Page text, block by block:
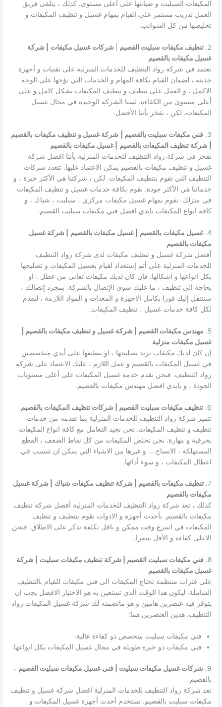
المكيفات السبليت و صيانتها على أعلى مستوى. كذلك ، يتلقى فريق
العمل تدريب مستمر على القيام بمهام غسيل و تنظيف المكيفات و
تخليصها من كل الشوائب.
2. تنظيف مكيفات سبليت القصيم شركات غسيل مكيفات
| شركة
غسيل مكيفات بالقصيم
نعتمد في شركة رواد التنظيف للخدمات المنزلية على تقنيات و أجهزة
حديثة ، لضمان القيام بكافة المهام و الخدمات التي نؤجها على الوجه
الاكمل ، و العمل على تنظيف و تنظيف المكيفات بشكل كامل و على
أعلى مستوى من الكفاءة. لسنا الشركة الوحيدة في مجال غسيل
المكيفات. لكن ، نفخر بأننا الأفضل.
3. فني مكيفات سبليت بالقصيم |
شركة غسيل و تنظيف مكيفات بالقصيم
| شركة تنظيف المكيفات بالقصيم
| غسيل مكيفات بالقصيم
نفخر في شركة رواد التنظيف للخدمات المنزلية بأننا افضل شركة
غسيل و تنظيف مكيفات بالقصيم يمكن الاعتماد عليها. تتعدد شركات
التنظيف التي تقوم بتنظيف المكيفات. لكن ، شركتنا هي الأكثر خبرة ، و
خدماتنا هي الأكثر جودة. نقوم بكافة خدمات غسيل و تنظيف المكيفات
في منزلك. نقوم بمهام غسيل مكيفات مركزي ، سبليت ، شباك ، و
كافة انواع المكيفات بايدي افضل فني مكيفات سبليت القصيم.
4. غسيل مكيفات بالقصيم | غسيل مكيفات بالقصيم
| شركة غسيل
مكيفات بالقصيم
أفضل شركة غسيل و تنظيف مكيفات لدى شركة رواد التنظيف
للخدمات المنزلية على أتم إستعداد لقيام بغسيل المكيفات و تصليحها
بكل انواعها و اشكالها. فان كان لديك مكيفات تعاني من عطل ، او
بحاجة الى تنظيف ، ما عليك سوى الإتصال بالشركة. بمجرد إتصالك ،
سننتقل إليك فورا بكامل الاجهزة و المعدات و المواد اللازمة ، لنقدم
لكل كافة خدمات غسيل ، تنظيف المكيفات.
5.
مهندس مكيفات القصيم | شركة غسيل و تنظيف مكيفات بالقصيم |
غسيل مكيفات منزلية
إن كان لديك مكيفات تريد تصليحها ، او تنظيفها على أيدي متخصصين
في غسيل المكيفات بالقصيم و عمل اللازم ، عليك الاعتماد على شركة
رواد التنظيف. فنحن نقدم خدمة غسيل المكيفات على أعلى مستويات
الجودة ، و بايدي افضل مهندس مكيفات بالقصيم.
6. تنظيف مكيفات سبليت القصيم | شركات تنظيف المكيفات بالقصيم
تتميز شركة رواد التنظيف للخدمات المنزلية بما تقدمه من خدمات
تنظيف و تنظيف المكيفات. نحن نجيد التعامل مع كافة انواع المكيفات
بحرفية و مهارة. نحن نخلص المكيفات من كل نقاط الضعف ، القطع
المستهلكة ، الاتساخ…. و غيرها من الاشياء التي يمكن ان تتسبب في
اعطال المكيفات ، و سوء أدائها.
7. تنظيف مكيفات بالقصيم | شركة تنظيف مكيفات شباك
| شركة غسيل
مكيفات بالقصيم
كذلك ، تعد شركة رواد التنظيف للخدمات المنزلية أفضل شركة تنظيف
مكيفات بالقصيم. بأحدث أجهزة و الادوات نقوم بتنظيف و تنظيف
المكيفات في اسرع وقت ممكن و باقل تكلفة تذكر على الاطلاق. فنحن
الاعلى كفاءة و الأقل سعرا.
8. فني مكيفات سبليت القصيم | شركة تنظيف مكيفات سبليت
| شركة
غسيل مكيفات بالقصيم
على فترات منتظمة تحتاج المكيفات الى فني مكيفات للقيام بالتنظيف
الشاملة. ليكون هذا الوقت الذي تستعين به هو الاختيار الافضل يجب ان
يتوفر فيه عنصرين هامين و هو ماتضمنه لك شركة غسيل المكيفات رواد
التنظيف. هذين العنصرين هما:
فني مكيفات سبليت متخصص ذو كفاءة عالية.
فني مكيفات ذو خبرة طويلة في مجال غسيل المكيفات بكل انواعها.
9. شركات غسيل مكيفات سبليت | فني غسيل مكيفات سبليت القصيم ،
بالقصيم
تعد شركة رواد التنظيف للخدمات المنزلية افضل شركة غسيل و تنظيف
مكيفات سبليت بالقصيم. نستخدم أحدث أجهزة غسيل المكيفات و